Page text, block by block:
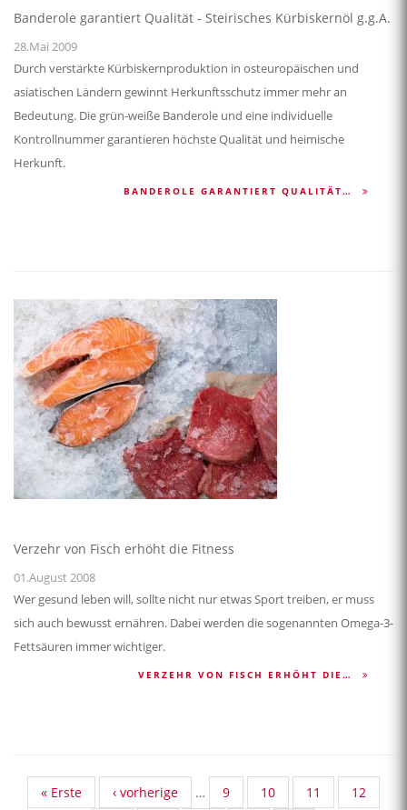
Banderole garantiert Qualität - Steirisches Kürbiskernöl g.g.A.
28.Mai 2009
Durch verstärkte Kürbiskernproduktion in osteuropäischen und
asiatischen Ländern gewinnt Herkunftsschutz immer mehr an
Bedeutung. Die grün-weiße Banderole und eine individuelle
Kontrollnummer garantieren höchste Qualität und heimische
Herkunft.
BANDEROLE GARANTIERT QUALITÄT…
Verzehr von Fisch erhöht die Fitness
01.August 2008
Wer gesund leben will, sollte nicht nur etwas Sport treiben, er muss
sich auch bewusst ernähren. Dabei werden die sogenannten Omega-3-
Fettsäuren immer wichtiger.
VERZEHR VON FISCH ERHÖHT DIE…
First
« Erste
Vorherige
‹ vorherige …
Standard
9
Standard
10
Standard
11
Standard
12